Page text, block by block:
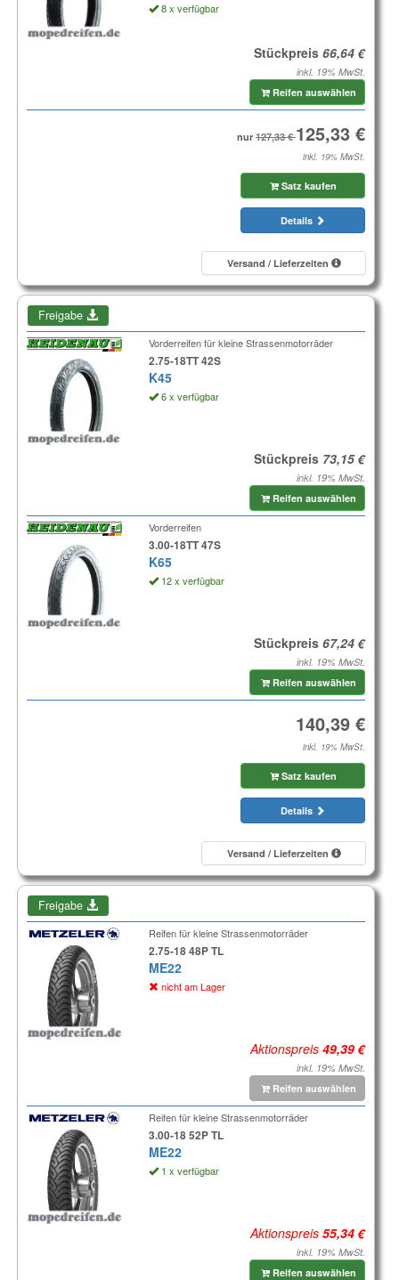
8 x verfügbar
Stückpreis
inkl. 19% MwSt.
Reifen auswählen
nur
inkl. 19% MwSt.
Satz kaufen
Details
Versand / Lieferzeiten
Freigabe
Vorderreifen für kleine Strassenmotorräder
2.75-18TT 42S
K45
6 x verfügbar
Stückpreis
inkl. 19% MwSt.
Reifen auswählen
Vorderreifen
3.00-18TT 47S
K65
12 x verfügbar
Stückpreis
inkl. 19% MwSt.
Reifen auswählen
inkl. 19% MwSt.
Satz kaufen
Details
Versand / Lieferzeiten
Freigabe
Reifen für kleine Strassenmotorräder
2.75-18 48P TL
ME22
nicht am Lager
Aktionspreis
inkl. 19% MwSt.
Reifen auswählen
Reifen für kleine Strassenmotorräder
3.00-18 52P TL
ME22
1 x verfügbar
Aktionspreis
inkl. 19% MwSt.
Reifen auswählen